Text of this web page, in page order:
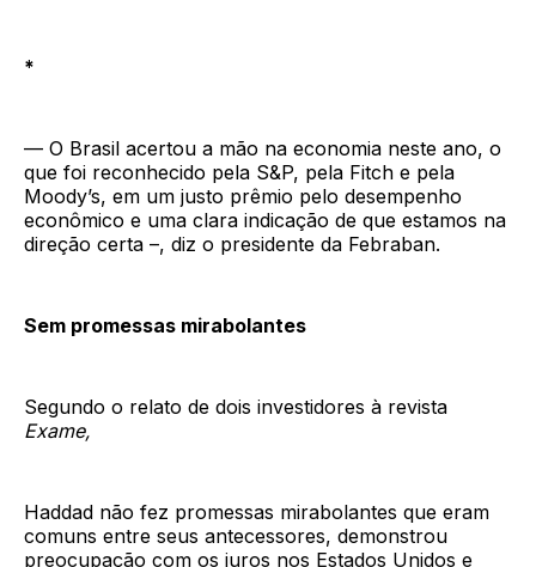
*
— O Brasil acertou a mão na economia neste ano, o
que foi reconhecido pela S&P, pela Fitch e pela
Moody’s, em um justo prêmio pelo desempenho
econômico e uma clara indicação de que estamos na
direção certa –, diz o presidente da Febraban.
Sem promessas mirabolantes
Segundo o relato de dois investidores à revista
Exame,
Haddad não fez promessas mirabolantes que eram
comuns entre seus antecessores, demonstrou
preocupação com os juros nos Estados Unidos e